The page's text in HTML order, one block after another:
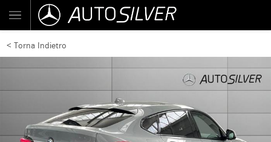
< Torna Indietro